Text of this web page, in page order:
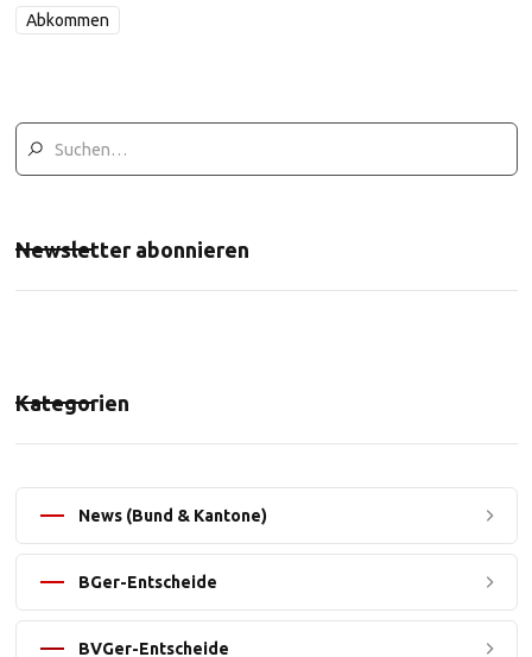
Abkommen
Newsletter abonnieren
Kategorien
News (Bund & Kantone)
BGer-Entscheide
BVGer-Entscheide